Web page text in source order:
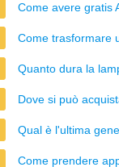
Come avere gratis
Come trasformare
Quanto dura la
Dove si può
Qual è l'ultima
Come prendere